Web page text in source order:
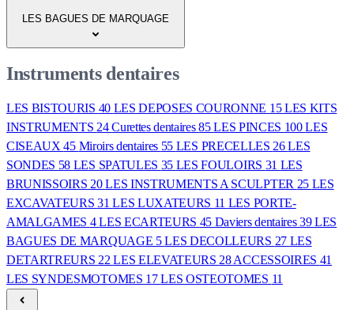
LES BAGUES DE MARQUAGE
Instruments dentaires
LES BISTOURIS 40 LES DEPOSES COURONNE 15LES KITS
INSTRUMENTS 24Curettes dentaires85LES PINCES 100LES
CISEAUX45 Miroirs dentaires 55 LES PRECELLES 26LES
SONDES 58 LES SPATULES 35 LES FOULOIRS 31 LES
BRUNISSOIRS 20LES INSTRUMENTS A SCULPTER 25 LES
EXCAVATEURS31LES LUXATEURS 11 LES PORTE-
AMALGAMES 4LES ECARTEURS 45 Daviers dentaires39LES
BAGUES DE MARQUAGE 5LES DECOLLEURS 27 LES
DETARTREURS 22LES ELEVATEURS 28ACCESSOIRES 41
LES SYNDESMOTOMES 17LES OSTEOTOMES 11